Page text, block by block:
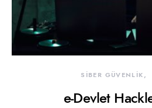
SİBER GÜVENLİK
e-Devlet